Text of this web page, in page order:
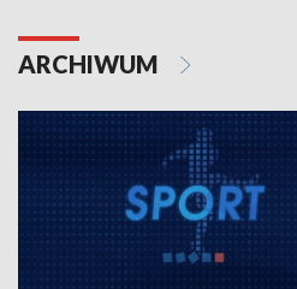
ARCHIWUM